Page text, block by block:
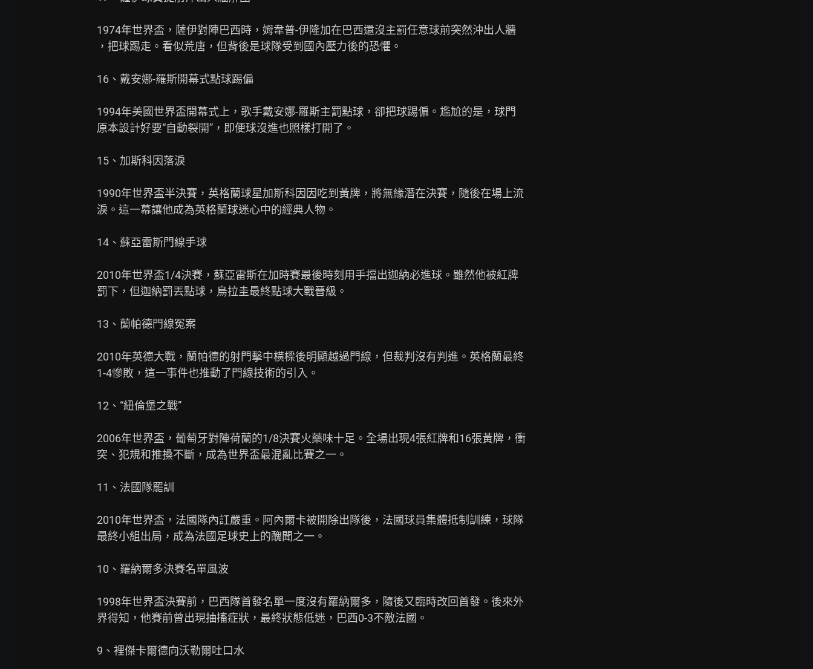
1974年世界盃，薩伊對陣巴西時，姆韋普-伊隆加在巴西還沒主罰任意球前突然沖出人牆
，把球踢走。看似荒唐，但背後是球隊受到國內壓力後的恐懼。
16、戴安娜-羅斯開幕式點球踢偏
1994年美國世界盃開幕式上，歌手戴安娜-羅斯主罰點球，卻把球踢偏。尷尬的是，球門
原本設計好要“自動裂開”，即便球沒進也照樣打開了。
15、加斯科因落淚
1990年世界盃半決賽，英格蘭球星加斯科因因吃到黃牌，將無緣潛在決賽，隨後在場上流
淚。這一幕讓他成為英格蘭球迷心中的經典人物。
14、蘇亞雷斯門線手球
2010年世界盃1/4決賽，蘇亞雷斯在加時賽最後時刻用手擋出迦納必進球。雖然他被紅牌
罰下，但迦納罰丟點球，烏拉圭最終點球大戰晉級。
13、蘭帕德門線冤案
2010年英德大戰，蘭帕德的射門擊中橫樑後明顯越過門線，但裁判沒有判進。英格蘭最終
1-4慘敗，這一事件也推動了門線技術的引入。
12、“紐倫堡之戰”
2006年世界盃，葡萄牙對陣荷蘭的1/8決賽火藥味十足。全場出現4張紅牌和16張黃牌，衝
突、犯規和推搡不斷，成為世界盃最混亂比賽之一。
11、法國隊罷訓
2010年世界盃，法國隊內訌嚴重。阿內爾卡被開除出隊後，法國球員集體抵制訓練，球隊
最終小組出局，成為法國足球史上的醜聞之一。
10、羅納爾多決賽名單風波
1998年世界盃決賽前，巴西隊首發名單一度沒有羅納爾多，隨後又臨時改回首發。後來外
界得知，他賽前曾出現抽搐症狀，最終狀態低迷，巴西0-3不敵法國。
9、裡傑卡爾德向沃勒爾吐口水